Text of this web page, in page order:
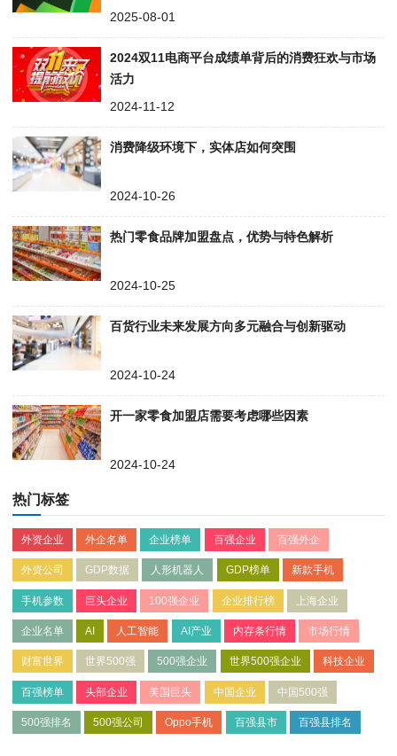
2025-08-01
2024双11电商平台成绩单背后的消费狂欢与市场
活力
2024-11-12
消费降级环境下，实体店如何突围
2024-10-26
热门零食品牌加盟盘点，优势与特色解析
2024-10-25
百货行业未来发展方向多元融合与创新驱动
2024-10-24
开一家零食加盟店需要考虑哪些因素
2024-10-24
热门标签
外资企业 外企名单 企业榜单 百强企业 百强外企
外资公司 GDP数据 人形机器人 GDP榜单 新款手机
手机参数 巨头企业 100强企业 企业排行榜 上海企业
企业名单 AI 人工智能 AI产业 内存条行情 市场行情
财富世界 世界500强 500强企业 世界500强企业 科技企业
百强榜单 头部企业 美国巨头 中国企业 中国500强
500强排名 500强公司 Oppo手机 百强县市 百强县排名